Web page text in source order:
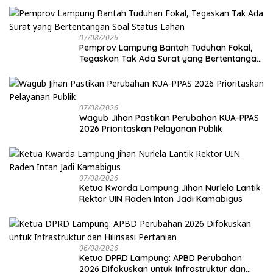
07/08/2026
Pemprov Lampung Bantah Tuduhan Fokal,
Tegaskan Tak Ada Surat yang Bertentangan
07/08/2026
Wagub Jihan Pastikan Perubahan KUA-PPAS
2026 Prioritaskan Pelayanan Publik
07/08/2026
Ketua Kwarda Lampung Jihan Nurlela Lantik
Rektor UIN Raden Intan Jadi Kamabigus
06/08/2026
Ketua DPRD Lampung: APBD Perubahan
2026 Difokuskan untuk Infrastruktur dan